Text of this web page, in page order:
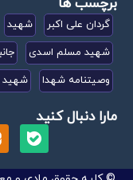
برچسب ها
گردان علی اکبر شهید
شهید مسلم اسدی
وصیتنامه شهدا
شهید
مارا دنبال کنید